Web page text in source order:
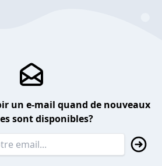
un e-mail quand de nouveaux
sont disponibles?